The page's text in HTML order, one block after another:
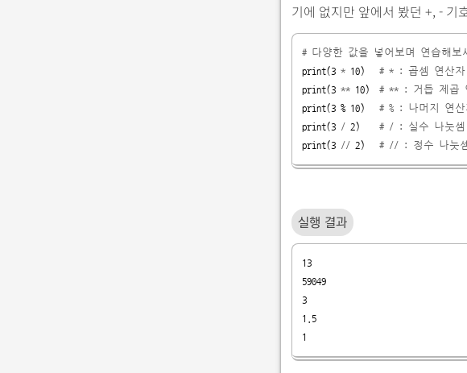
기에 없지만 앞에서 봤던 +, - 기
# 다양한 값을 넣어보며 연습해보
print(3 * 10) # * : 곱셈 연산자
print(3 ** 10) # ** : 거듭 제곱
print(3 % 10) # % : 나머지 연산
print(3 / 2) # / : 실수 나눗셈
print(3 // 2) # // : 정수 나눗
실행 결과
13
59049
3
1.5
1